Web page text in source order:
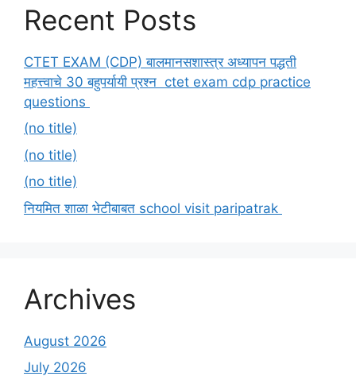
Recent Posts
CTET EXAM (CDP) बालमानसशास्त्र अध्यापन पद्धती
महत्त्वाचे 30 बहुपर्यायी प्रश्न ctet exam cdp practice
questions
(no title)
(no title)
(no title)
नियमित शाळा भेटीबाबत school visit paripatrak
Archives
August 2026
July 2026